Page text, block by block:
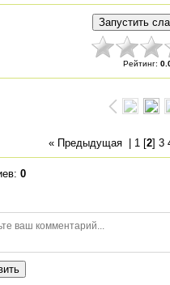
Рейтинг:
« Предыдущая 1 [2] 3
: 0